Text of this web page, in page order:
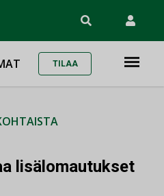
TILAA
lisälomautukset